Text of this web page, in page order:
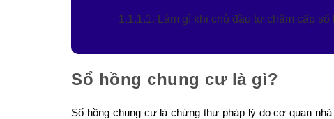
1.1.1.1. Làm gì khi chủ đầu tư chậm cấp sổ
Sổ hồng chung cư là gì?
Sổ hồng chung cư là chứng thư pháp lý do cơ quan